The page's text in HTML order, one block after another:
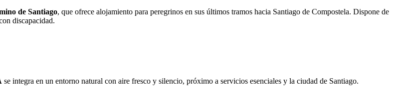
de Santiago, que ofrece alojamiento para peregrinos en sus últimos tramos hacia Santiago de Compostela. Dispone de
discapacidad.
se integra en un entorno natural con aire fresco y silencio, próximo a servicios esenciales y la ciudad de Santiago.